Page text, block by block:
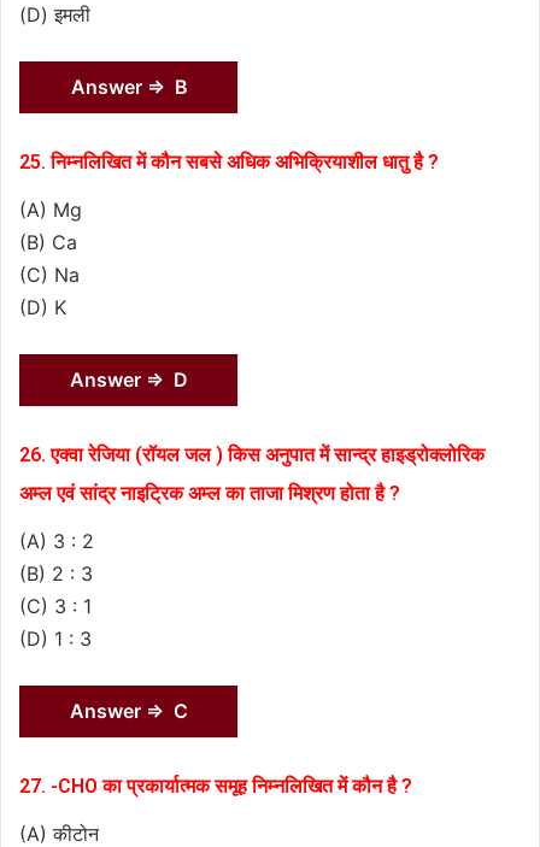
(D) इमली
Answer ⇒ B
25. निम्नलिखित में कौन सबसे अधिक अभिक्रियाशील धातु है ?
(A) Mg
(B) Ca
(C) Na
(D) K
Answer ⇒ D
26. एक्वा रेजिया (रॉयल जल ) किस अनुपात में सान्द्र हाइड्रोक्लोरिक
अम्ल एवं सांद्र नाइट्रिक अम्ल का ताजा मिश्रण होता है ?
(A) 3 : 2
(B) 2 : 3
(C) 3 : 1
(D) 1 : 3
Answer ⇒ C
27. -CHO का प्रकार्यात्मक समूह निम्नलिखित में कौन है ?
(A) कीटोन